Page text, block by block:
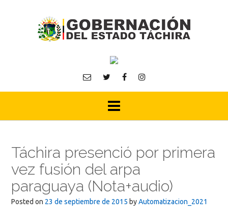
Táchira presenció por primera
vez fusión del arpa
paraguaya (Nota+audio)
Posted on 23 de septiembre de 2015 byAutomatizacion_2021